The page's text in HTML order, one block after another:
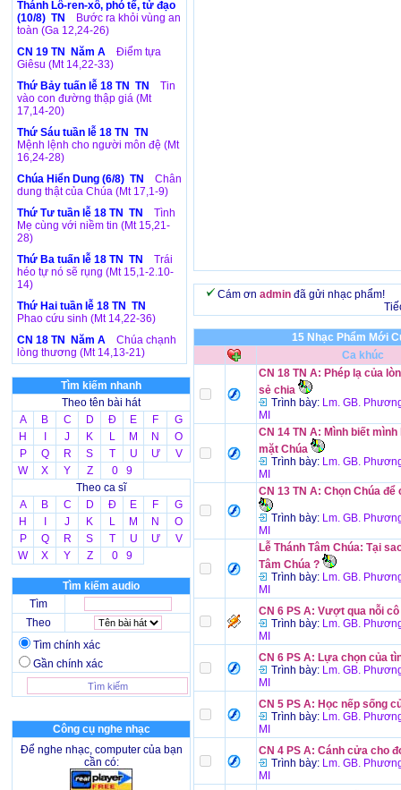
Thánh Lô-ren-xô, phó tế, tử đạo
(10/8) TN
Bước ra khỏi vùng an
toàn (Ga 12,24-26)
CN 19 TN Năm A
Điểm tựa
Giêsu (Mt 14,22-33)
Thứ Bảy tuấn lễ 18 TN TN
Tin
vào con đường thập giá (Mt
17,14-20)
Thứ Sáu tuần lễ 18 TN TN
Mệnh lệnh cho người môn đệ (Mt
16,24-28)
Chúa Hiển Dung (6/8) TN
Chân
dung thật của Chúa (Mt 17,1-9)
Thứ Tư tuần lễ 18 TN TN
Tình
Mẹ cùng với niềm tin (Mt 15,21-
28)
Thứ Ba tuấn lễ 18 TN TN
Trái
héo tự nó sẽ rụng (Mt 15,1-2.10-
14)
Thứ Hai tuần lễ 18 TN TN
Phao cứu sinh (Mt 14,22-36)
CN 18 TN Năm A
Chúa chạnh
lòng thương (Mt 14,13-21)
Tìm kiếm nhanh
Theo tên bài hát
A
B C D Đ E F
G
H
J K L M N
O
P
Q R S T U Ư
V
W
X Y Z
0 9
Theo ca sĩ
A
B C D Đ E F
G
H
J K L M N
O
P
Q R S T U Ư
V
W
X Y Z 0 9
Tìm kiếm audio
Tìm
Theo
Tìm chính xác
Gần chính xác
Công cụ nghe nhạc
Để nghe nhạc, computer của bạn
cần có:
Cám ơn admin đã gửi nhạc phẩm!
15 Nhạc Phẩm Mới
Ca khúc
CN 18 TN A: Phép lạ của
sẻ chia
Trình bày: Lm. GB.
MI
CN 14 TN A: Mình biết
mặt Chúa
Trình bày: Lm. GB.
MI
CN 13 TN A: Chọn Chúa để
Trình bày: Lm. GB.
MI
Lễ Thánh Tâm Chúa: Tại
Tâm Chúa ?
Trình bày: Lm. GB.
MI
CN 6 PS A: Vượt qua nỗi
Trình bày: Lm. GB.
MI
CN 6 PS A: Lựa chọn của
Trình bày: Lm. GB.
MI
CN 5 PS A: Học nếp sống
Trình bày: Lm. GB.
MI
CN 4 PS A: Cánh cửa cho
Trình bày: Lm. GB.
MI